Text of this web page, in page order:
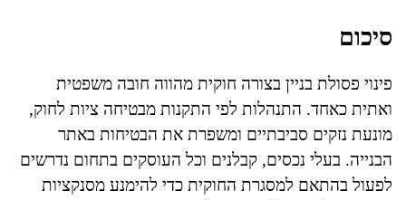
סיכום
פינוי פסולת בניין בצורה חוקית מהווה חובה משפטית
ואתית כאחד. התנהלות לפי התקנות מבטיחה ציות לחוק,
מונעת נזקים סביבתיים ומשפרת את הבטיחות באתר
הבנייה. בעלי נכסים, קבלנים וכל העוסקים בתחום נדרשים
לפעול בהתאם למסגרת החוקית כדי להימנע מסנקציות